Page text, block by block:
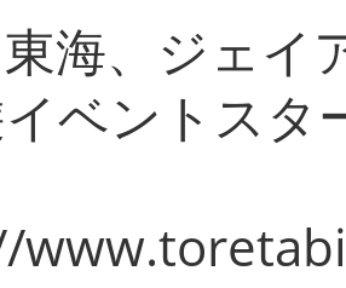
海、ジェイ
ベントスタ